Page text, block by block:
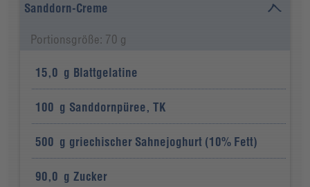
Sanddorn-Creme
Portionsgröße: 70 g
15,0 g Blattgelatine
100 g Sanddornpüree, TK
500 g griechischer Sahnejoghurt (10% Fett)
90,0 g Zucker